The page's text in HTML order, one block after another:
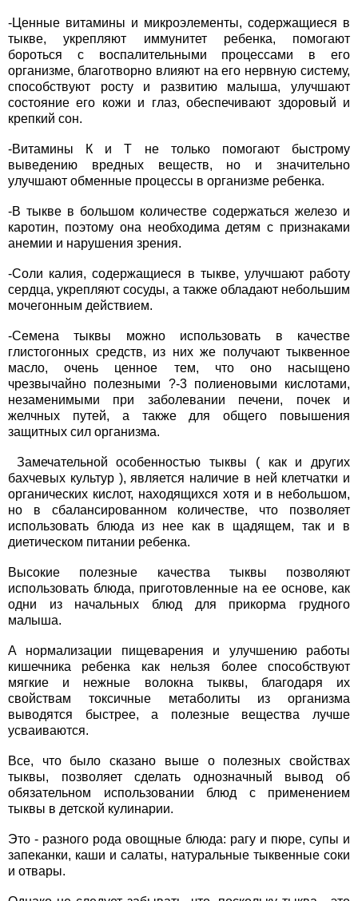
-Ценные витамины и микроэлементы, содержащиеся в
тыкве, укрепляют иммунитет ребенка, помогают
бороться с воспалительными процессами в его
организме, благотворно влияют на его нервную систему,
способствуют росту и развитию малыша, улучшают
состояние его кожи и глаз, обеспечивают здоровый и
крепкий сон.
-Витамины К и Т не только помогают быстрому
выведению вредных веществ, но и значительно
улучшают обменные процессы в организме ребенка.
-В тыкве в большом количестве содержаться железо и
каротин, поэтому она необходима детям с признаками
анемии и нарушения зрения.
-Соли калия, содержащиеся в тыкве, улучшают работу
сердца, укрепляют сосуды, а также обладают небольшим
мочегонным действием.
-Семена тыквы можно использовать в качестве
глистогонных средств, из них же получают тыквенное
масло, очень ценное тем, что оно насыщено
чрезвычайно полезными ?-3 полиеновыми кислотами,
незаменимыми при заболевании печени, почек и
желчных путей, а также для общего повышения
защитных сил организма.
Замечательной особенностью тыквы ( как и других
бахчевых культур ), является наличие в ней клетчатки и
органических кислот, находящихся хотя и в небольшом,
но в сбалансированном количестве, что позволяет
использовать блюда из нее как в щадящем, так и в
диетическом питании ребенка.
Высокие полезные качества тыквы позволяют
использовать блюда, приготовленные на ее основе, как
одни из начальных блюд для прикорма грудного
малыша.
А нормализации пищеварения и улучшению работы
кишечника ребенка как нельзя более способствуют
мягкие и нежные волокна тыквы, благодаря их
свойствам токсичные метаболиты из организма
выводятся быстрее, а полезные вещества лучше
усваиваются.
Все, что было сказано выше о полезных свойствах
тыквы, позволяет сделать однозначный вывод об
обязательном использовании блюд с применением
тыквы в детской кулинарии.
Это - разного рода овощные блюда: рагу и пюре, супы и
запеканки, каши и салаты, натуральные тыквенные соки
и отвары.